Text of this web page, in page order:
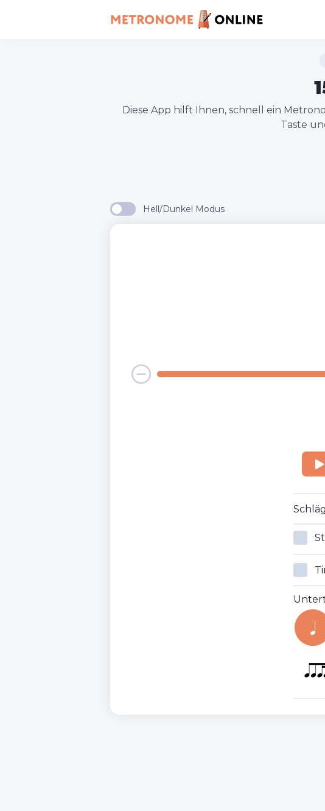
Diese App hilft Ihnen, schnell ein
Taste
Hell/Dunkel Modus